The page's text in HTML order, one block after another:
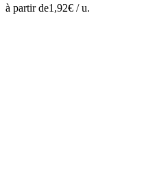
à partir de1,92€ /u.